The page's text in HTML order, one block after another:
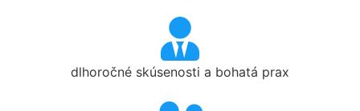
dlhoročné skúsenosti a bohatá prax